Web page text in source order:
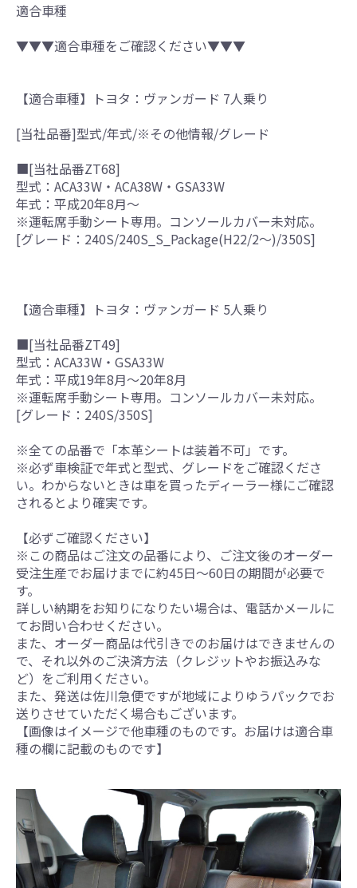
適合車種
▼▼▼適合車種をご確認ください▼▼▼
【適合車種】トヨタ：ヴァンガード 7人乗り
[当社品番]型式/年式/※その他情報/グレード
■[当社品番ZT68]
型式：ACA33W・ACA38W・GSA33W
年式：平成20年8月～
※運転席手動シート専用。コンソールカバー未対応。
[グレード：240S/240S_S_Package(H22/2～)/350S]
【適合車種】トヨタ：ヴァンガード 5人乗り
■[当社品番ZT49]
型式：ACA33W・GSA33W
年式：平成19年8月～20年8月
※運転席手動シート専用。コンソールカバー未対応。
[グレード：240S/350S]
※全ての品番で「本革シートは装着不可」です。
※必ず車検証で年式と型式、グレードをご確認くださ
い。わからないときは車を買ったディーラー様にご確認
されるとより確実です。
【必ずご確認ください】
※この商品はご注文の品番により、ご注文後のオーダー
受注生産でお届けまでに約45日～60日の期間が必要で
す。
詳しい納期をお知りになりたい場合は、電話かメールに
てお問い合わせください。
また、オーダー商品は代引きでのお届けはできませんの
で、それ以外のご決済方法（クレジットやお振込みな
ど）をご利用ください。
また、発送は佐川急便ですが地域によりゆうパックでお
送りさせていただく場合もございます。
【画像はイメージで他車種のものです。お届けは適合車
種の欄に記載のものです】